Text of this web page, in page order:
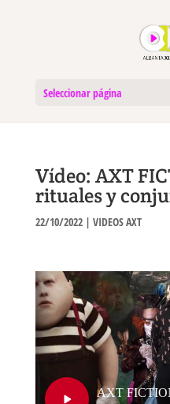
Seleccionar página
Vídeo: AXT
rituales y
22/10/2022| VIDEOS AXT